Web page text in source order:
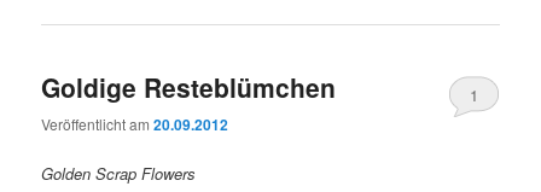
Goldige Resteblümchen
Veröffentlicht am20.09.2012
1
Golden Scrap Flowers